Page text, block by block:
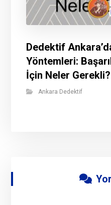
Dedektif
Yöntemleri:
İçin Neler Gerekli?
Ankara Dedektif